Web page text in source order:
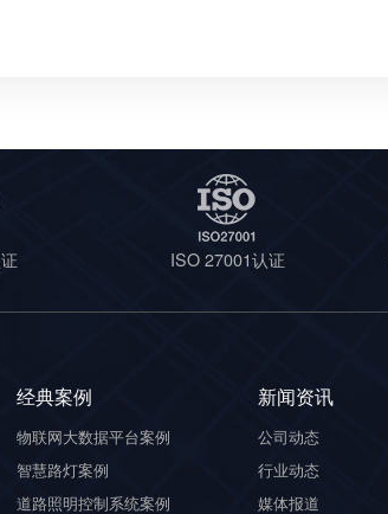
ISO 27001认证
经典案例
物联网大数据平台案例
智慧路灯案例
道路照明控制系统案例
新闻资讯
公司动态
行业动态
媒体报道